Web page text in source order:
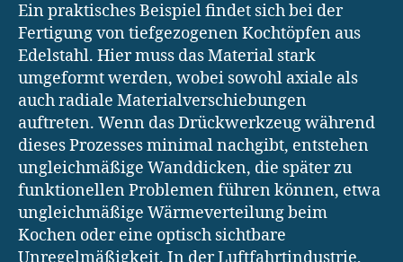
Ein praktisches Beispiel findet sich bei der
Fertigung von tiefgezogenen Kochtöpfen aus
Edelstahl. Hier muss das Material stark
umgeformt werden, wobei sowohl axiale als
auch radiale Materialverschiebungen
auftreten. Wenn das Drückwerkzeug während
dieses Prozesses minimal nachgibt, entstehen
ungleichmäßige Wanddicken, die später zu
funktionellen Problemen führen können, etwa
ungleichmäßige Wärmeverteilung beim
Kochen oder eine optisch sichtbare